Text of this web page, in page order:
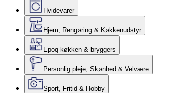
Hvidevarer
Hjem, Rengøring & Køkkenudstyr
Epoq køkken & bryggers
Personlig pleje, Skønhed & Velvære
Sport, Fritid & Hobby